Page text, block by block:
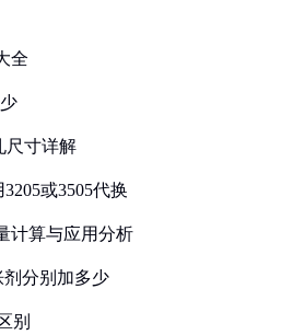
全
尺寸详解
或3505代换
计算与应用分析
剂分别加多少
别